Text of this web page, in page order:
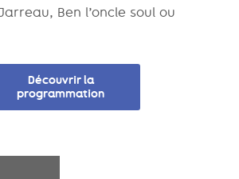
Ben l’oncle soul ou
Découvrir la
programmation